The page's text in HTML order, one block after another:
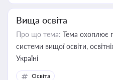
Вища освіта
Про що тема: Тема охоплює
системи вищої освіти,
Україні
Освіта